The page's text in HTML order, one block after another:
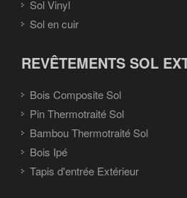
Sol Vinyl
Sol en cuir
REVÊTEMENTS SOL
Bois Composite Sol
Pin Thermotraité Sol
Bambou Thermotraité Sol
Bois Ipé
Tapis d'entrée Extérieur